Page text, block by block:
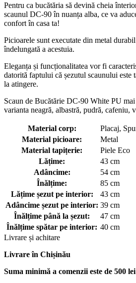
Pentru ca bucătăria să devină cheia
scaunul DC-90 în nuanța alba, ce va
confort în casa ta!
Picioarele sunt executate din metal
îndelungată a acestuia.
Eleganța și funcționalitatea vor fi
datorită faptului că șezutul scaunului este
la atingere.
Scaun de Bucătărie DC-90 White PU
varianta neagră, albastră, pudră, cafeniu,
Material corp:
Placaj,
Material picioare:
Metal
Material tapițerie:
Piele Eco
Lățime:
43 cm
Adâncime:
54 cm
Înălțime:
85 cm
Lățime șezut pe interior:
43 cm
Adâncime șezut pe interior: 39 cm
Înălțime până la șezut:
47 cm
Înălțime spătar pe interior: 40 cm
Livrare și achitare
Livrareîn Chișinău
Suma minimă a comenzii este de 500 lei